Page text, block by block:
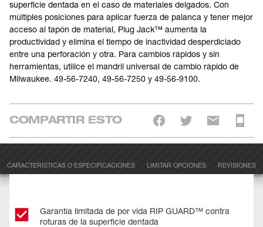
superficie dentada en el caso de materiales delgados. Con
múltiples posiciones para aplicar fuerza de palanca y tener mejor
acceso al tapón de material, Plug Jack™ aumenta la
productividad y elimina el tiempo de inactividad desperdiciado
entre una perforación y otra. Para cambios rápidos y sin
herramientas, utilice el mandril universal de cambio rápido de
Milwaukee. 49-56-7240, 49-56-7250 y 49-56-9100.
COMPARTIR ESTO
CARACTERÍSTICAS O ESPECIFICACIONES LIMITAR OPCIONES REVISIONES
Garantía limitada de por vida RIP GUARD™ contra
roturas de la superficie dentada